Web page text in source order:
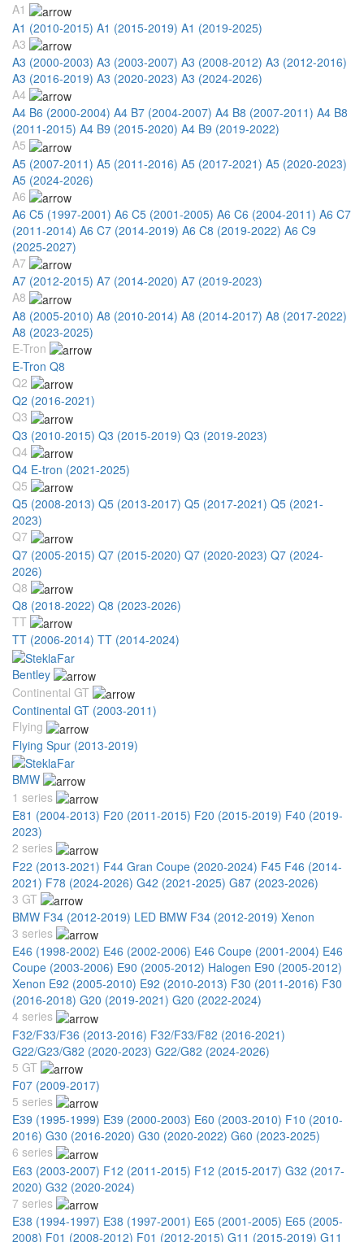
A1
A1 (2010-2015) A1 (2015-2019) A1 (2019-2025)
A3
A3 (2000-2003) A3 (2003-2007) A3 (2008-2012) A3 (2012-2016)
A3 (2016-2019) A3 (2020-2023) A3 (2024-2026)
A4
A4 B6 (2000-2004) A4 B7 (2004-2007) A4 B8 (2007-2011) A4 B8
(2011-2015) A4 B9 (2015-2020) A4 B9 (2019-2022)
A5
A5 (2007-2011) A5 (2011-2016) A5 (2017-2021) A5 (2020-2023)
A5 (2024-2026)
A6
A6 C5 (1997-2001) A6 C5 (2001-2005) A6 C6 (2004-2011) A6 C7
(2011-2014) A6 C7 (2014-2019) A6 C8 (2019-2022) A6 C9
(2025-2027)
A7
A7 (2012-2015) A7 (2014-2020) A7 (2019-2023)
A8
A8 (2005-2010) A8 (2010-2014) A8 (2014-2017) A8 (2017-2022)
A8 (2023-2025)
E-Tron
E-Tron Q8
Q2
Q2 (2016-2021)
Q3
Q3 (2010-2015) Q3 (2015-2019) Q3 (2019-2023)
Q4
Q4 E-tron (2021-2025)
Q5
Q5 (2008-2013) Q5 (2013-2017) Q5 (2017-2021) Q5 (2021-
2023)
Q7
Q7 (2005-2015) Q7 (2015-2020) Q7 (2020-2023) Q7 (2024-
2026)
Q8
Q8 (2018-2022) Q8 (2023-2026)
TT
TT (2006-2014) TT (2014-2024)
Bentley
Continental GT
Continental GT (2003-2011)
Flying
Flying Spur (2013-2019)
BMW
1 series
E81 (2004-2013) F20 (2011-2015) F20 (2015-2019) F40 (2019-
2023)
2 series
F22 (2013-2021) F44 Gran Coupe (2020-2024) F45 F46 (2014-
2021) F78 (2024-2026) G42 (2021-2025) G87 (2023-2026)
3 GT
BMW F34 (2012-2019) LED BMW F34 (2012-2019) Xenon
3 series
E46 (1998-2002) E46 (2002-2006) E46 Coupe (2001-2004) E46
Coupe (2003-2006) E90 (2005-2012) Halogen E90 (2005-2012)
Xenon E92 (2005-2010) E92 (2010-2013) F30 (2011-2016) F30
(2016-2018) G20 (2019-2021) G20 (2022-2024)
4 series
F32/F33/F36 (2013-2016) F32/F33/F82 (2016-2021)
G22/G23/G82 (2020-2023) G22/G82 (2024-2026)
5 GT
F07 (2009-2017)
5 series
E39 (1995-1999) E39 (2000-2003) E60 (2003-2010) F10 (2010-
2016) G30 (2016-2020) G30 (2020-2022) G60 (2023-2025)
6 series
E63 (2003-2007) F12 (2011-2015) F12 (2015-2017) G32 (2017-
2020) G32 (2020-2024)
7 series
E38 (1994-1997) E38 (1997-2001) E65 (2001-2005) E65 (2005-
2008) F01 (2008-2012) F01 (2012-2015) G11 (2015-2019) G11